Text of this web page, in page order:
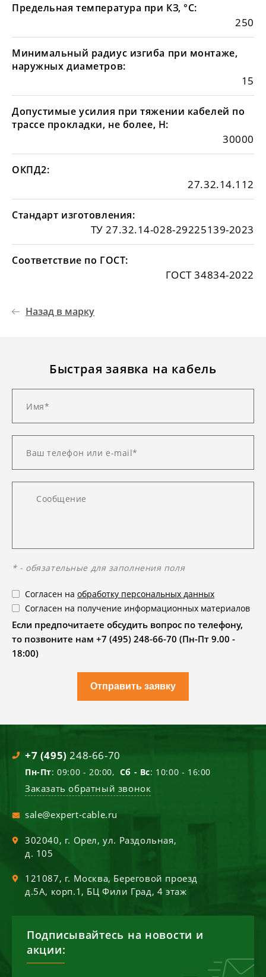
Предельная температура при КЗ, °С:
250
Минимальный радиус изгиба при монтаже,
наружных диаметров:
15
Допустимые усилия при тяжении кабелей по
трассе прокладки, не более, Н:
30000
ОКПД2:
27.32.14.112
Стандарт изготовления:
ТУ 27.32.14-028-29225139-2023
Соответствие по ГОСТ:
ГОСТ 34834-2022
Назад в марку
Быстрая заявка на кабель
* - обязательные для заполнения поля
Согласен на обработку персональных данных
Согласен на получение информационных материалов
Если предпочитаете обсудить вопрос по телефону,
то позвоните нам +7 (495) 248-66-70 (Пн-Пт 9.00 -
18:00)
Отправить заявку
+7 (495) 248-66-70
Пн-Пт: 09:00 - 20:00, Сб - Вс: 10:00 - 16:00
Заказать обратный звонок
sale@expert-cable.ru
302040, г. Орел,ул. Раздольная,
д. 105
121087, г. Москва, Береговой проезд
д.5А, корп.1, БЦ Фили Град, 4 этаж
Подписывайтесь на новости и
акции: